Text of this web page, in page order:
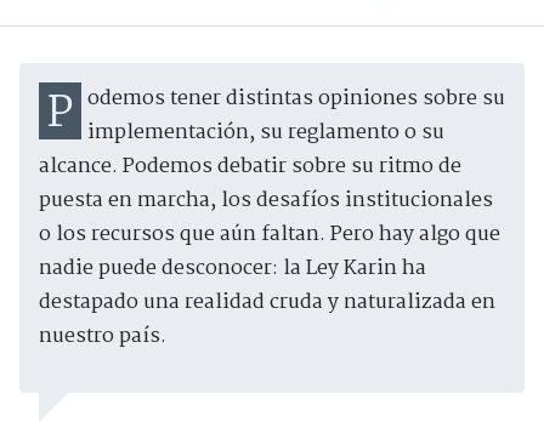
Podemos tener distintas opiniones sobre su implementación, su reglamento o su
alcance. Podemos debatir sobre su ritmo de
puesta en marcha, los desafíos institucionales
o los recursos que aún faltan. Pero hay algo que
nadie puede desconocer: la Ley Karin ha
destapado una realidad cruda y naturalizada en
nuestro país.